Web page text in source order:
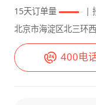
折叠，液晶仪
区空调，陡坡缓
HOLD
15天订单量
|
北京市海淀区北三环
400电